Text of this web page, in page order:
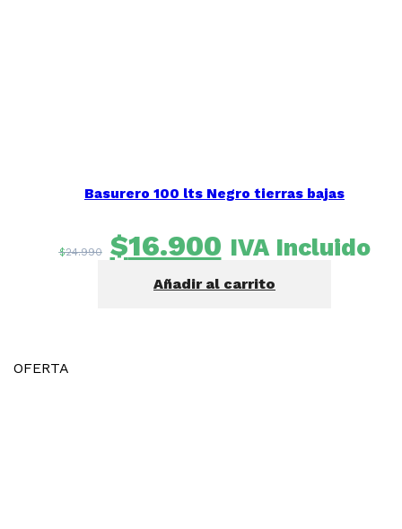
Basurero 100 lts Negro tierras bajas
$24.990 El
precio
original
$16.900El
precio
actual
IVA Incluido
Añadir al carrito
OFERTA